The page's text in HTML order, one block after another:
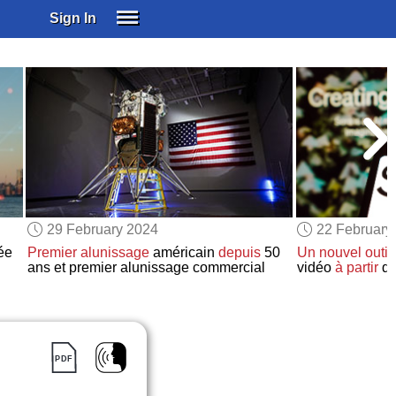
Sign In
SUBSCRIBE
EDUCATIONAL LICENSES
GIFT CARDS
OTHER LANGUAGES
ABOUT US
ALEXA
ADJUST COLORS
29 February 2024
Premier alunissageaméricain depuis50
ans et premier alunissage commercial
22
Un nouvel outil
vidéoà partir